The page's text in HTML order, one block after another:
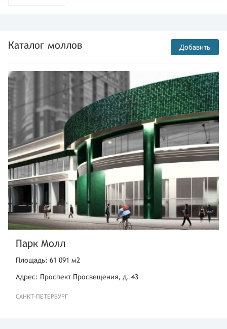
Каталог моллов Добавить
Парк Молл
Площадь: 61 091 м2
Адрес: Проспект Просвещения, д. 43
САНКТ-ПЕТЕРБУРГ